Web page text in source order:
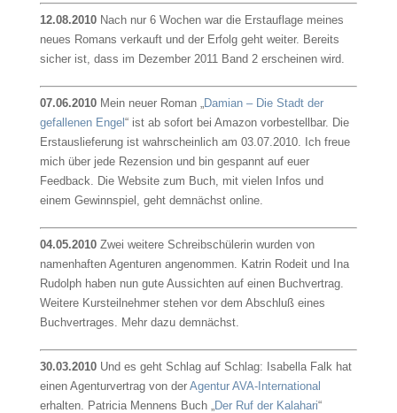
12.08.2010Nach nur 6 Wochen war die Erstauflage meines
neues Romans verkauft und der Erfolg geht weiter. Bereits
sicher ist, dass im Dezember 2011 Band 2 erscheinen wird.
07.06.2010Mein neuer Roman „ Damian – Die Stadt der
gefallenen Engel“ ist ab sofort bei Amazon vorbestellbar. Die
Erstauslieferung ist wahrscheinlich am 03.07.2010. Ich freue
mich über jede Rezension und bin gespannt auf euer
Feedback. Die Website zum Buch, mit vielen Infos und
einem Gewinnspiel, geht demnächst online.
04.05.2010Zwei weitere Schreibschülerin wurden von
namenhaften Agenturen angenommen. Katrin Rodeit und Ina
Rudolph haben nun gute Aussichten auf einen Buchvertrag.
Weitere Kursteilnehmer stehen vor dem Abschluß eines
Buchvertrages. Mehr dazu demnächst.
30.03.2010Und es geht Schlag auf Schlag: Isabella Falk hat
einen Agenturvertrag von der Agentur AVA-International
erhalten. Patricia Mennens Buch „ Der Ruf der Kalahari“